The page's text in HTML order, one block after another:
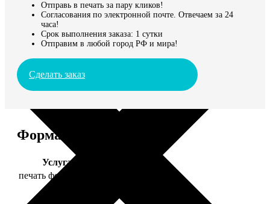
Отправь в печать за пару кликов!
Согласования по электронной почте. Отвечаем за 24
часа!
Срок выполнения заказа: 1 сутки
Отправим в любой город РФ и мира!
Сделать заказ
Форматы и цены
Услуга
печать фото 13х18